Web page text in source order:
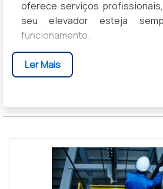
oferece serviços
seu elevador esteja
funcionamento.
BENEFÍCIOS DA
COMO FUNCIONA O SERVIÇO
DIFERENCIAIS DA
DEPOIMENTOS DE CLIENTES
PERGUNTAS FREQUENTES
Ler Mais